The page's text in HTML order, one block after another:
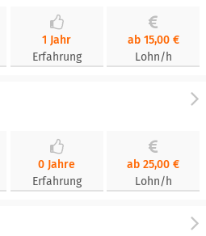
1 Jahr
Erfahrung
ab 15,00 €
Lohn/h
0 Jahre
Erfahrung
ab 25,00 €
Lohn/h